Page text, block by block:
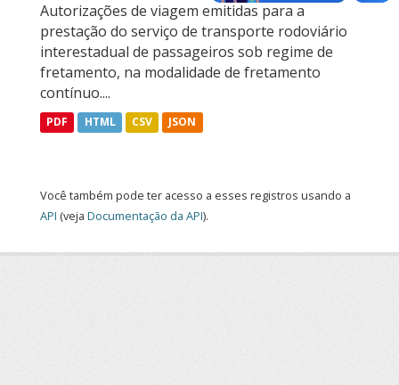
Autorizações de viagem emitidas para a
prestação do serviço de transporte rodoviário
interestadual de passageiros sob regime de
fretamento, na modalidade de fretamento
contínuo....
PDF HTML CSV JSON
Você também pode ter acesso a esses registros usando a
API (veja Documentação da API).